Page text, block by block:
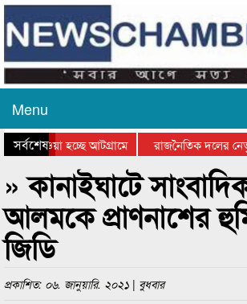
Menu
সর্বশেষ
যাওয়া হচ্ছে আটগ্রামে
রাজনৈতিক দলের
পুরস্কার বিতরণ সম্পন্ন
সিলেটে
» কানাইঘাটে
আলমকে প্রাণনাশের
জিডি
প্রকাশিত: ০৬. জানুয়ারি. ২০২১ | বুধবার